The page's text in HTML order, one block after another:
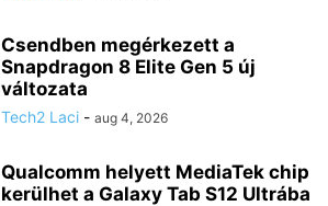
Csendben megérkezett a
Snapdragon 8 Elite Gen 5 új
változata
Tech2 Laci - aug 4, 2026
Qualcomm helyett MediaTek chip
kerülhet a Galaxy Tab S12 Ultrába